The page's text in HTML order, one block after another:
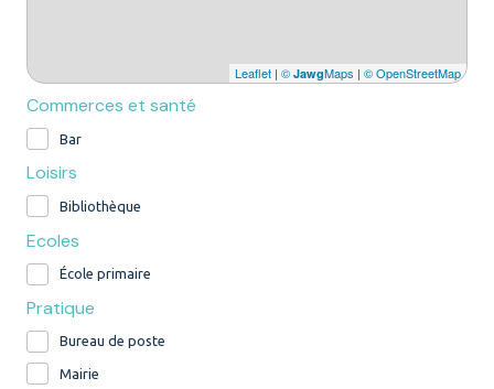
Leaflet | © JawgMaps | © OpenStreetMap
Commerces et santé
Bar
Loisirs
Bibliothèque
Ecoles
École primaire
Pratique
Bureau de poste
Mairie